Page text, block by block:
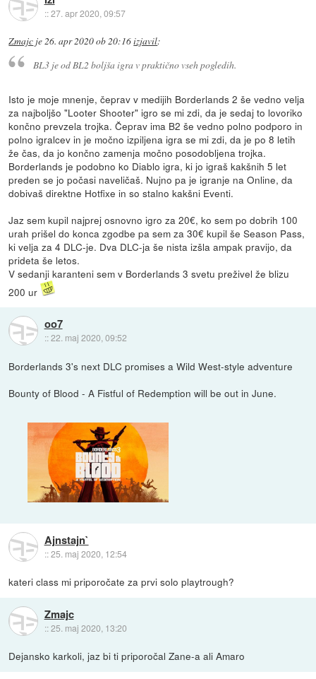
::27. apr 2020, 09:57
Zmajc je26. apr 2020 ob 20:16izjavil:
BL3 je od BL2 boljša igra v praktično vseh pogledih.
Isto je moje mnenje, čeprav v medijih Borderlands 2 še vedno velja
za najboljšo "Looter Shooter" igro se mi zdi, da je sedaj to lovoriko
končno prevzela trojka. Čeprav ima B2 še vedno polno podporo in
polno igralcev in je močno izpiljena igra se mi zdi, da je po 8 letih
že čas, da jo končno zamenja močno posodobljena trojka.
Borderlands je podobno ko Diablo igra, ki jo igraš kakšnih 5 let
preden se jo počasi naveličaš. Nujno pa je igranje na Online, da
dobivaš direktne Hotfixe in so stalno kakšni Eventi.
Jaz sem kupil najprej osnovno igro za 20€, ko sem po dobrih 100
urah prišel do konca zgodbe pa sem za 30€ kupil še Season Pass,
ki velja za 4 DLC-je. Dva DLC-ja še nista izšla ampak pravijo, da
prideta še letos.
V sedanji karanteni sem v Borderlands 3 svetu preživel že blizu
200 ur
oo7
::22. maj 2020, 09:52
Borderlands 3's next DLC promises a Wild West-style adventure
Bounty of Blood - A Fistful of Redemption will be out in June.
Ajnstajn`
::25. maj 2020, 12:54
kateri class mi priporočate za prvi solo playtrough?
Zmajc
::25. maj 2020, 13:20
Dejansko karkoli, jaz bi ti priporočal Zane-a ali Amaro